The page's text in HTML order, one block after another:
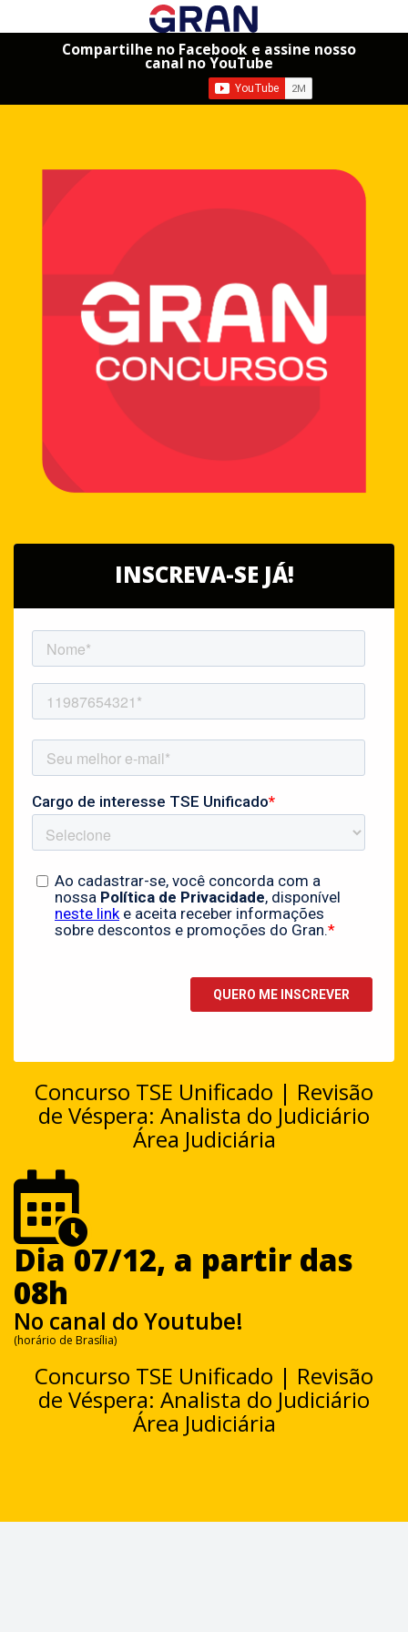
Compartilhe no Facebook e assine nosso
canal no YouTube
INSCREVA-SE JÁ!
Concurso TSE Unificado | Revisão
de Véspera: Analista do Judiciário
Área Judiciária
Dia 07/12, a partir das
08h
No canal do Youtube!
(horário de Brasília)
Concurso TSE Unificado | Revisão
de Véspera: Analista do Judiciário
Área Judiciária